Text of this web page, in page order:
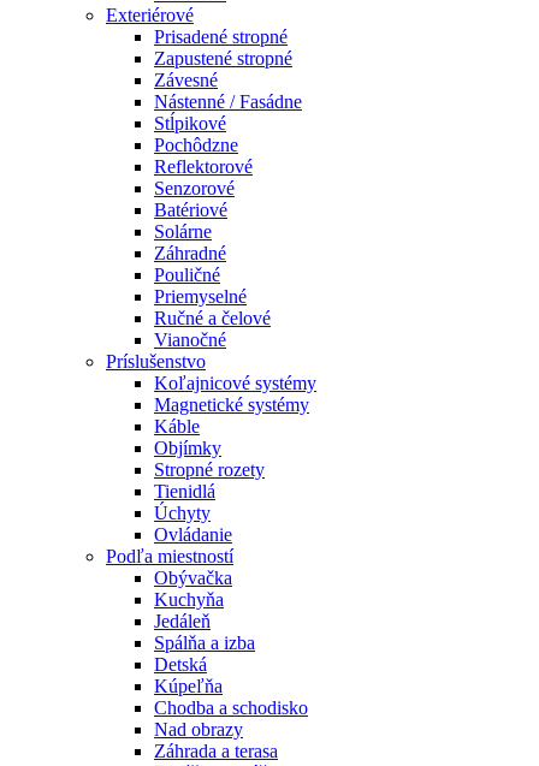
Exteriérové
Prisadené stropné
Zapustené stropné
Závesné
Nástenné / Fasádne
Stĺpikové
Pochôdzne
Reflektorové
Senzorové
Batériové
Solárne
Záhradné
Pouličné
Priemyselné
Ručné a čelové
Vianočné
Príslušenstvo
Koľajnicové systémy
Magnetické systémy
Káble
Objímky
Stropné rozety
Tienidlá
Úchyty
Ovládanie
Podľa miestností
Obývačka
Kuchyňa
Jedáleň
Spálňa a izba
Detská
Kúpeľňa
Chodba a schodisko
Nad obrazy
Záhrada a terasa